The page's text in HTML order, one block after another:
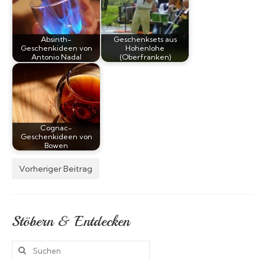
Absinth-
Geschenkideen von
Antonio Nadal
Geschenksets aus
Hohenlohe
(Oberfranken)
Cognac-
Geschenkideen von
Bowen
Vorheriger Beitrag
Stöbern & Entdecken
Suchen